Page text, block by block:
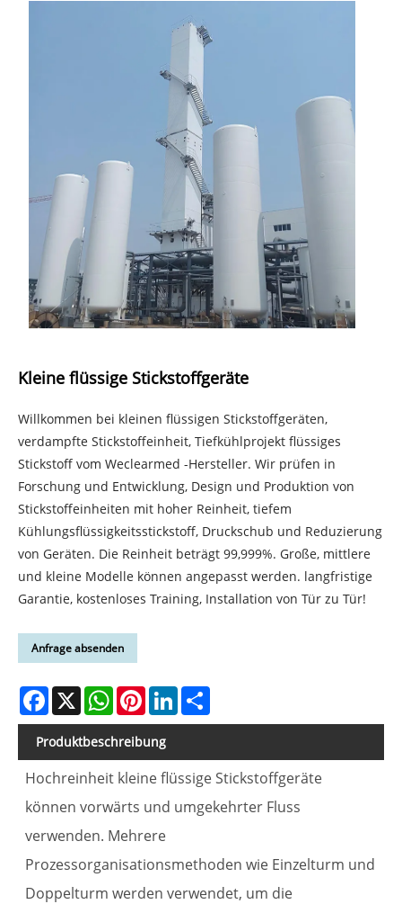
Kleine flüssige Stickstoffgeräte
Willkommen bei kleinen flüssigen Stickstoffgeräten,
verdampfte Stickstoffeinheit, Tiefkühlprojekt flüssiges
Stickstoff vom Weclearmed -Hersteller. Wir prüfen in
Forschung und Entwicklung, Design und Produktion von
Stickstoffeinheiten mit hoher Reinheit, tiefem
Kühlungsflüssigkeitsstickstoff, Druckschub und Reduzierung
von Geräten. Die Reinheit beträgt 99,999%. Große, mittlere
und kleine Modelle können angepasst werden. langfristige
Garantie, kostenloses Training, Installation von Tür zu Tür!
Anfrage absenden
Facebook
X WhatsAppPinterestLinkedIn
Produktbeschreibung
Hochreinheit kleine flüssige Stickstoffgeräte
können vorwärts und umgekehrter Fluss
verwenden. Mehrere
Prozessorganisationsmethoden wie Einzelturm und
Doppelturm werden verwendet, um die